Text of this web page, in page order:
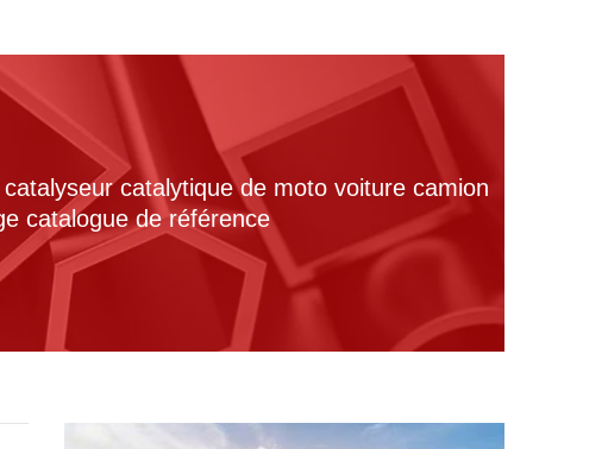
catalytique de moto voiture camion
catalogue de référence